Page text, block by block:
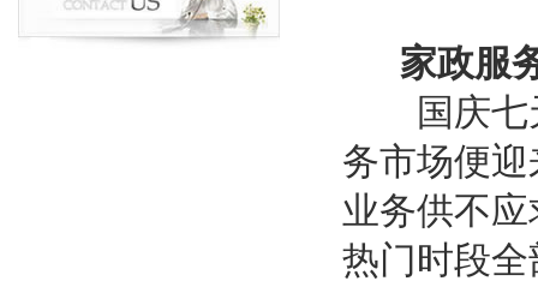
家政服务
国庆七天
务市场便
业务供不
热门时段